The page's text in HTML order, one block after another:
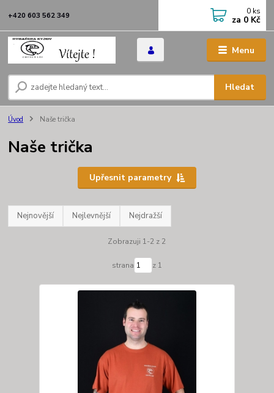
Menu
Hledat
+420 603 562 349 0 ks
za 0 Kč
Úvod Naše trička
Naše trička
Upřesnit parametry
Nejnovější Nejlevnější Nejdražší
Zobrazuji 1-2 z 2
strana z 1